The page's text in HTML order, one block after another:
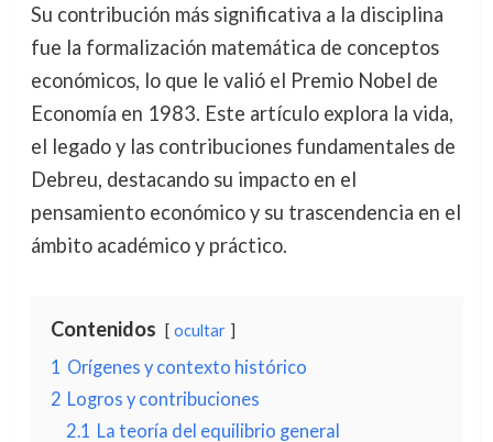
Su contribución más significativa a la disciplina
fue la formalización matemática de conceptos
económicos, lo que le valió el Premio Nobel de
Economía en 1983. Este artículo explora la vida,
el legado y las contribuciones fundamentales de
Debreu, destacando su impacto en el
pensamiento económico y su trascendencia en el
ámbito académico y práctico.
Contenidos ocultar
1 Orígenes y contexto histórico
2 Logros y contribuciones
2.1 La teoría del equilibrio general